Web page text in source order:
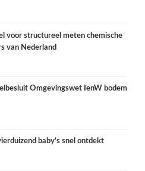
voor structureel meten chemische
van Nederland
Omgevingswet IenW bodem
baby’s snel ontdekt